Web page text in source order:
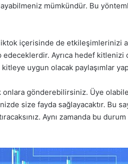
mümkündür. Bu
içerisinde de etkileşimlerinizi
edeceklerdir. Ayrıca hedef
uygun olacak paylaşımlar
gönderebilirsiniz. Üye
size fayda sağlayacaktır. Bu
Aynı zamanda bu durum